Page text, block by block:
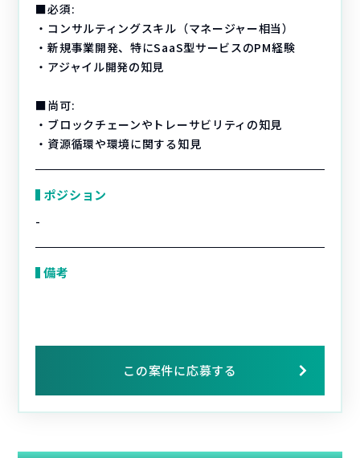
■必須:
・コンサルティングスキル（マネージャー相当）
・新規事業開発、特にSaaS型サービスのPM経験
・アジャイル開発の知見
■尚可:
・ブロックチェーンやトレーサビリティの知見
・資源循環や環境に関する知見
ポジション
-
備考
この案件に応募する